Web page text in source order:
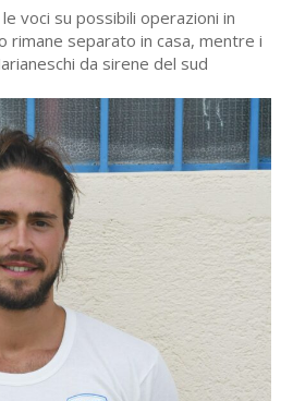
voci su possibili operazioni in
rimane separato in casa, mentre i
da sirene del sud